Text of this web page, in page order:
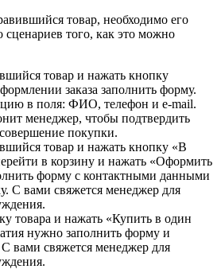
товар, необходимо его
сценариев того, как это можно
товар и нажать кнопку
заказа заполнить форму.
в поля: ФИО, телефон и e-mail.
менеджер, чтобы подтвердить
покупки.
товар и нажать кнопку «В
в корзину и нажать «Оформить
форму с контактными данными
С вами свяжется менеджер для
товара и нажать «Купить в один
нужно заполнить форму и
С вами свяжется менеджер для